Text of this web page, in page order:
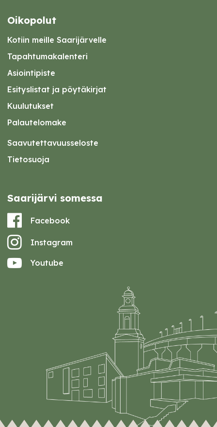
Oikopolut
Kotiin meille Saarijärvelle
Tapahtumakalenteri
Asiointipiste
Esityslistat ja pöytäkirjat
Kuulutukset
Palautelomake
Saavutettavuusseloste
Tietosuoja
Saarijärvi somessa
Facebook
Instagram
Youtube